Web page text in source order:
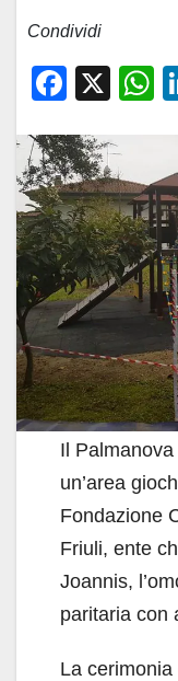
Condividi
F
c
e
b
o
o
k
X
s
A
p
p
Il
un’area
Fondazione
Friuli, ente
Joannis,
paritaria con
La cerimonia